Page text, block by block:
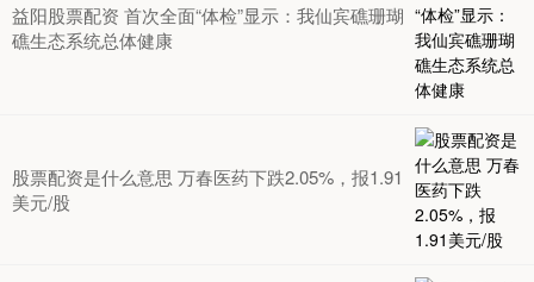
益阳股票配资 首次全面“体检”显示：我仙宾礁珊瑚
礁生态系统总体健康
股票配资是什么意思 万春医药下跌2.05%，报1.91
美元/股